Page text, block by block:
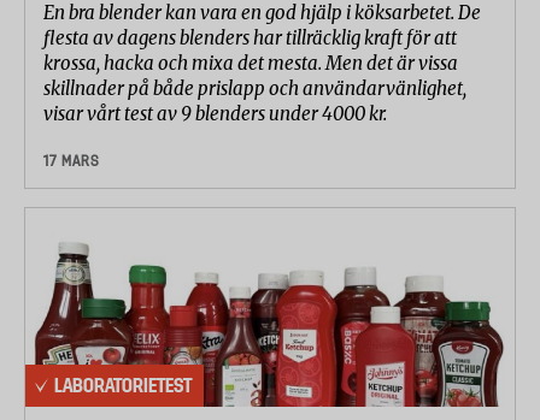
En bra blender kan vara en god hjälp i köksarbetet. De
flesta av dagens blenders har tillräcklig kraft för att
krossa, hacka och mixa det mesta. Men det är vissa
skillnader på både prislapp och användarvänlighet,
visar vårt test av 9 blenders under 4000 kr.
17 MARS
LABORATORIETEST